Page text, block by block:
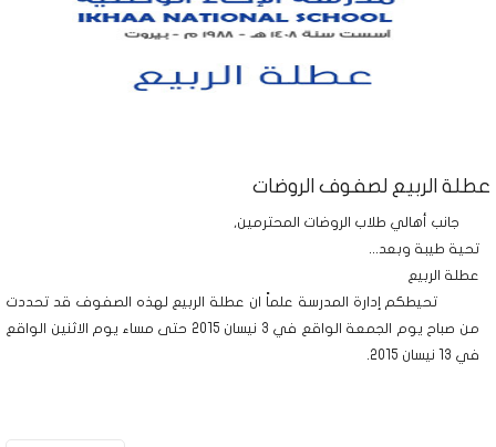
عطلة الربيع لصفوف الروضات
جانب أهالي طلاب الروضات المحترمين,
تحية طيبة وبعد...
عطلة الربيع
تحيطكم إدارة المدرسة علماً ان عطلة الربيع لهذه الصفوف قد تحددت
من صباح يوم الجمعة الواقع في 3 نيسان 2015 حتى مساء يوم الاثنين الواقع
في 13 نيسان 2015.